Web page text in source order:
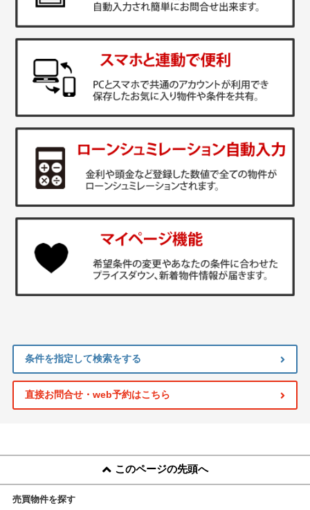
条件を指定して検索をする
直接お問合せ・web予約はこちら
このページの先頭へ
売買物件を探す